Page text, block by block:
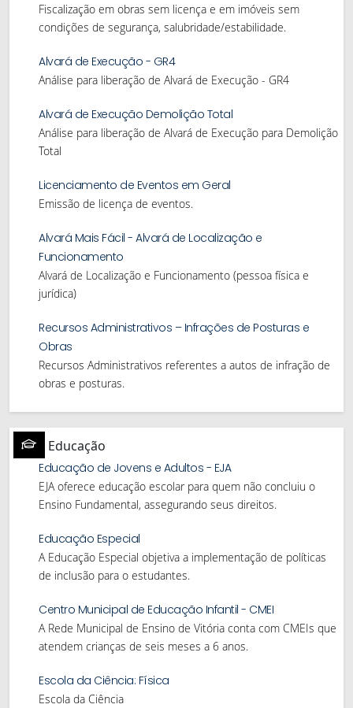
Fiscalização em obras sem licença e em imóveis sem
condições de segurança, salubridade/estabilidade.
Alvará de Execução - GR4
Análise para liberação de Alvará de Execução - GR4
Alvará de Execução Demolição Total
Análise para liberação de Alvará de Execução para Demolição
Total
Licenciamento de Eventos em Geral
Emissão de licença de eventos.
Alvará Mais Fácil - Alvará de Localização e
Funcionamento
Alvará de Localização e Funcionamento (pessoa física e
jurídica)
Recursos Administrativos – Infrações de Posturas e
Obras
Recursos Administrativos referentes a autos de infração de
obras e posturas.
Educação
Educação de Jovens e Adultos - EJA
EJA oferece educação escolar para quem não concluiu o
Ensino Fundamental, assegurando seus direitos.
Educação Especial
A Educação Especial objetiva a implementação de políticas
de inclusão para o estudantes.
Centro Municipal de Educação Infantil - CMEI
A Rede Municipal de Ensino de Vitória conta com CMEIs que
atendem crianças de seis meses a 6 anos.
Escola da Ciência: Física
Escola da Ciência